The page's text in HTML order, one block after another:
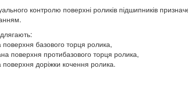
контролю поверхні роликів підшипників
базового торця ролика,
поверхня протибазового торця ролика,
доріжки кочення ролика.